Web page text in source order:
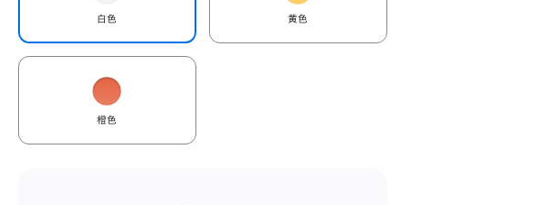
白色 黄色
橙色